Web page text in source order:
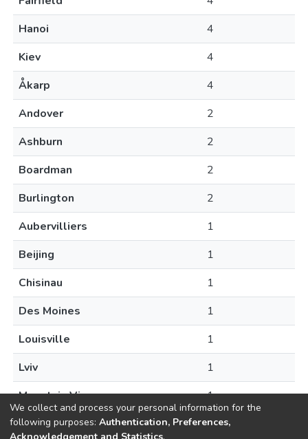
Hanoi
4
Kiev
4
Åkarp
4
Andover
2
Ashburn
2
Boardman
2
Burlington
2
Aubervilliers
1
Beijing
1
Chisinau
1
Des Moines
1
Louisville
1
Lviv
1
Mountain View
1
We collect and process your personal information for the
following purposes: Authentication, Preferences,